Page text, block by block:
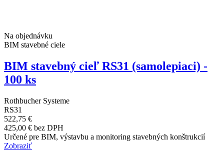
Na objednávku
BIM stavebné ciele
BIM stavebný cieľ RS31 (samolepiaci) -
100 ks
Rothbucher Systeme
RS31
522,75 €
425,00 € bez DPH
Určené pre BIM, výstavbu a monitoring stavebných konštrukcií
Zobraziť